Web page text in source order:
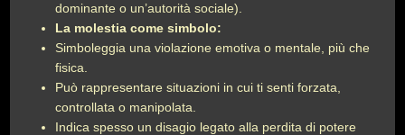
dominante o un’autorità sociale).
La molestia come simbolo:
Simboleggia una violazione emotiva o mentale, più che
fisica.
Può rappresentare situazioni in cui ti senti forzata,
controllata o manipolata.
Indica spesso un disagio legato alla perdita di potere